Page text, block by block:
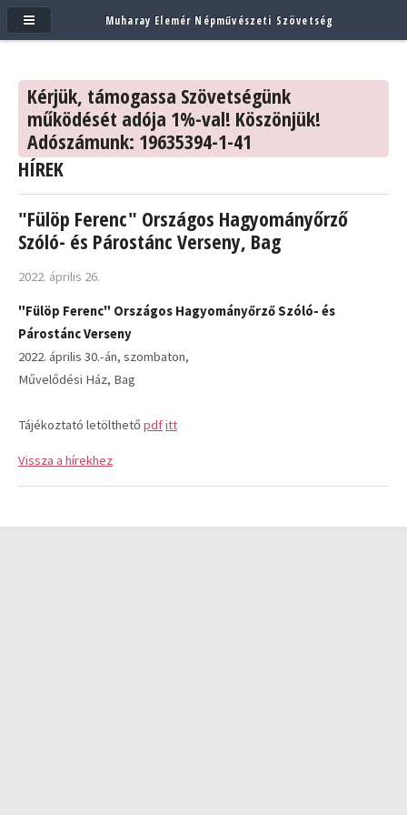
Kérjük, támogassa Szövetségünk
működését adója 1%-val! Köszönjük!
Adószámunk: 19635394-1-41
HÍREK
"Fülöp Ferenc" Országos Hagyományőrző
Szóló- és Párostánc Verseny, Bag
2022. április 26.
"Fülöp Ferenc" Országos Hagyományőrző Szóló- és
Párostánc Verseny
2022. április 30.-án, szombaton,
Művelődési Ház, Bag
Tájékoztató letölthetőpdfitt
Vissza a hírekhez
Muharay Elemér Népművészeti Szövetség